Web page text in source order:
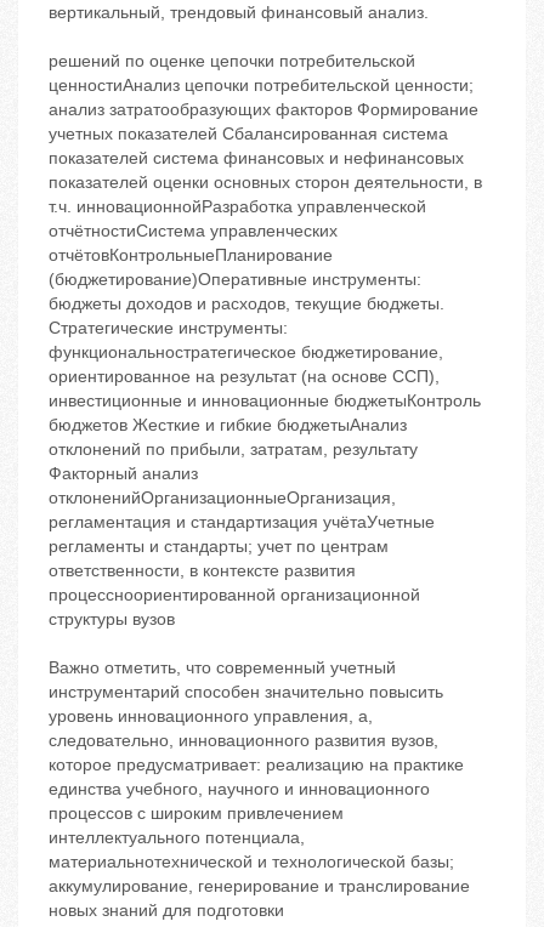
вертикальный, трендовый финансовый анализ.
решений по оценке цепочки потребительской
ценностиАнализ цепочки потребительской ценности;
анализ затратообразующих факторов Формирование
учетных показателей Сбалансированная система
показателей система финансовых и нефинансовых
показателей оценки основных сторон деятельности, в
т.ч. инновационнойРазработка управленческой
отчётностиСистема управленческих
отчётовКонтрольныеПланирование
(бюджетирование)Оперативные инструменты:
бюджеты доходов и расходов, текущие бюджеты.
Стратегические инструменты:
функциональностратегическое бюджетирование,
ориентированное на результат (на основе ССП),
инвестиционные и инновационные бюджетыКонтроль
бюджетов Жесткие и гибкие бюджетыАнализ
отклонений по прибыли, затратам, результату
Факторный анализ
отклоненийОрганизационныеОрганизация,
регламентация и стандартизация учётаУчетные
регламенты и стандарты; учет по центрам
ответственности, в контексте развития
процессноориентированной организационной
структуры вузов
Важно отметить, что современный учетный
инструментарий способен значительно повысить
уровень инновационного управления, а,
следовательно, инновационного развития вузов,
которое предусматривает: реализацию на практике
единства учебного, научного и инновационного
процессов с широким привлечением
интеллектуального потенциала,
материальнотехнической и технологической базы;
аккумулирование, генерирование и транслирование
новых знаний для подготовки